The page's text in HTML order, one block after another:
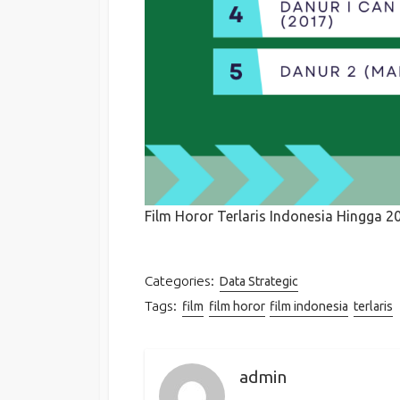
Film Horor Terlaris Indonesia Hingga
Categories: Data Strategic
Tags: film film horor film indonesia terlaris
admin